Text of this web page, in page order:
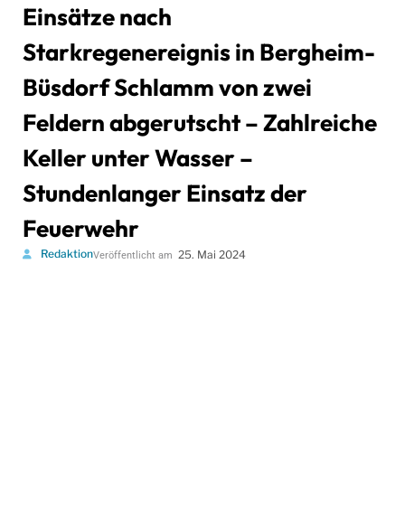
Einsätze nach
Starkregenereignis in Bergheim-
Büsdorf Schlamm von zwei
Feldern abgerutscht – Zahlreiche
Keller unter Wasser –
Stundenlanger Einsatz der
Feuerwehr
RedaktionVeröffentlicht am 25. Mai 2024